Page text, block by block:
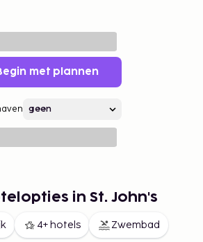
met plannen
in St. John's
4+ hotels Zwembad